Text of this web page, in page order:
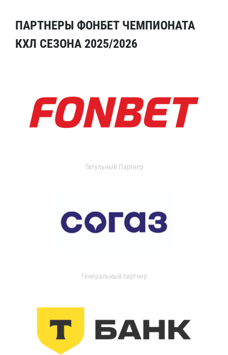
ПАРТНЕРЫ ФОНБЕТ ЧЕМПИОНАТА
КХЛ СЕЗОНА 2025/2026
Титульный Партнер
Генеральный партнер